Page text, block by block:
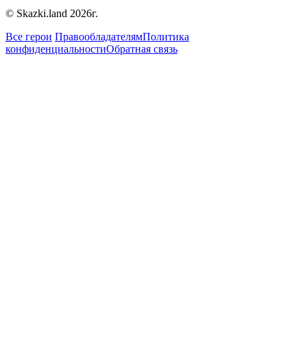
© Skazki.land 2026г.
Все герои ПравообладателямПолитика
конфиденциальностиОбратная связь